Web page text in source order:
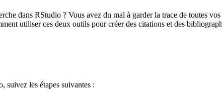
dans RStudio ? Vous avez du mal à garder la trace de toutes
utiliser ces deux outils pour créer des citations et des
suivez les étapes suivantes :